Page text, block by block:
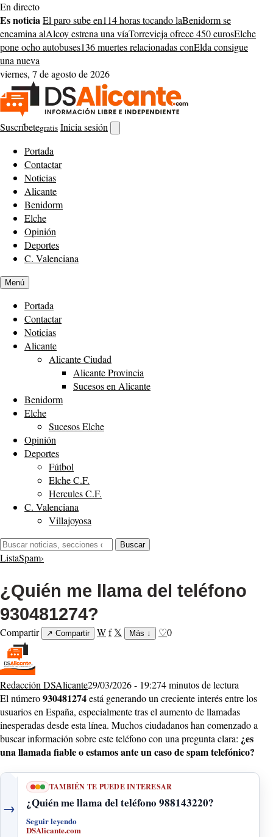
Saltar
al
contenido
En directo
Es noticiaEl paro sube en114 horas tocando laBenidorm se
encamina alAlcoy estrena una víaTorrevieja ofrece 450 eurosElche
pone ocho autobuses136 muertes relacionadas conElda consigue
una nueva
viernes, 7 de agosto de 2026
Suscríbetegratis Inicia sesión
buscador
Portada
Contactar
Noticias
Alicante
Benidorm
Elche
Opinión
Deportes
C. Valenciana
Menú
Portada
Contactar
Noticias
Alicante
Alicante Ciudad
Alicante Provincia
Sucesos en Alicante
Benidorm
Elche
Sucesos Elche
Opinión
Deportes
Fútbol
Elche C.F.
Hercules C.F.
C. Valenciana
Villajoyosa
Buscar:
Buscar
ListaSpam›
¿Quién me llama del teléfono
930481274?
Compartir ↗ Compartir Wf 𝕏 Más ↓ ♡0
Redacción DSAlicante29/03/2026 - 19:274 minutos de lectura
El número930481274está generando un creciente interés entre los
usuarios en España, especialmente tras el aumento de llamadas
inesperadas desde esta línea. Muchos ciudadanos han comenzado a
buscar información sobre este teléfono con una pregunta clara: ¿es
una llamada fiable o estamos ante un caso de spam telefónico?
→
TAMBIÉN TE PUEDE INTERESAR
¿Quién me llama del teléfono 988143220?
Seguir leyendo
DSAlicante.com